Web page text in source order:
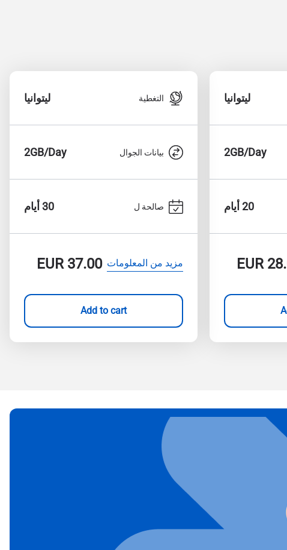
ليتوانيا
2GB/Day
20 أيام
EUR
التغطية ليتوانيا
بيانات الجوال 2GB/Day
صالحة ل 30 أيام
مزيد من المعلومات EUR37.00
Add to cart